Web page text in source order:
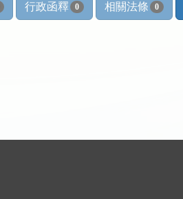
行政函釋 0 相關法條 0